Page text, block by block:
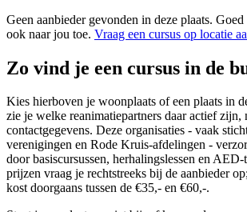
Geen aanbieder gevonden in deze plaats.
ook naar jou toe. Vraag een cursus op locatie
Zo vind je een cursus in de
Kies hierboven je woonplaats of een plaats in
zie je welke reanimatiepartners daar actief zijn,
contactgegevens. Deze organisaties - vaak
verenigingen en Rode Kruis-afdelingen -
door basiscursussen, herhalingslessen en
prijzen vraag je rechtstreeks bij de aanbieder
kost doorgaans tussen de €35,- en €60,-.